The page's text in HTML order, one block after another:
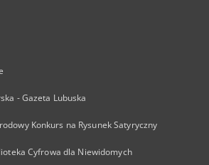
- Gazeta Lubuska
Konkurs na Rysunek Satyryczny
Cyfrowa dla Niewidomych